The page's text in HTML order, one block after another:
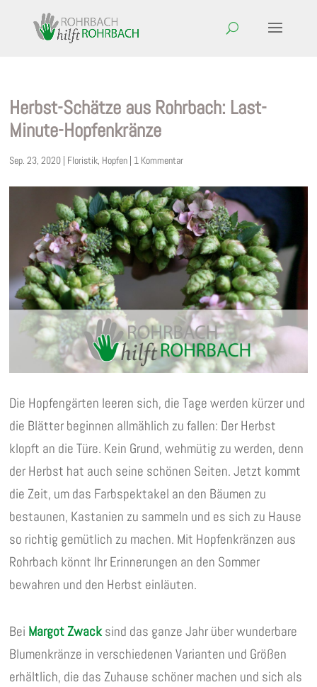
Herbst-Schätze aus Rohrbach: Last-
Minute-Hopfenkränze
Sep. 23, 2020 | Floristik, Hopfen | 1 Kommentar
Die Hopfengärten leeren sich, die Tage werden kürzer und
die Blätter beginnen allmählich zu fallen: Der Herbst
klopft an die Türe. Kein Grund, wehmütig zu werden, denn
der Herbst hat auch seine schönen Seiten. Jetzt kommt
die Zeit, um das Farbspektakel an den Bäumen zu
bestaunen, Kastanien zu sammeln und es sich zu Hause
so richtig gemütlich zu machen. Mit Hopfenkränzen aus
Rohrbach könnt Ihr Erinnerungen an den Sommer
bewahren und den Herbst einläuten.
Bei Margot Zwacksind das ganze Jahr über wunderbare
Blumenkränze in verschiedenen Varianten und Größen
erhältlich, die das Zuhause schöner machen und sich als